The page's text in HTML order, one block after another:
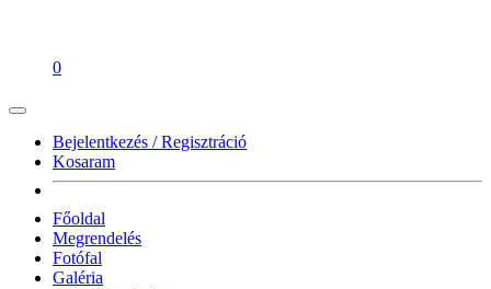
0
Bejelentkezés / Regisztráció
Kosaram
Főoldal
Megrendelés
Fotófal
Galéria